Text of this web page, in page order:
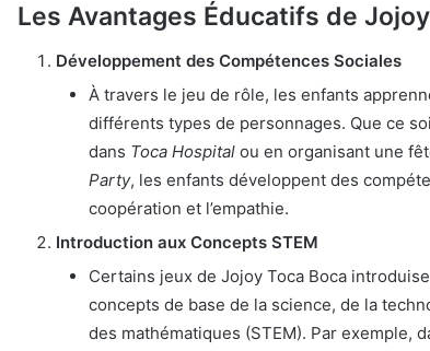
Les Avantages Éducatifs de
Développement des Compétences Sociales
À travers le jeu de rôle, les enfants
différents types de personnages. Que ce
dans Toca Hospital ou en organisant une
Party, les enfants développent des
coopération et l’empathie.
Introduction aux Concepts STEM
Certains jeux de Jojoy Toca Boca
concepts de base de la science, de la
des mathématiques (STEM). Par exemple,